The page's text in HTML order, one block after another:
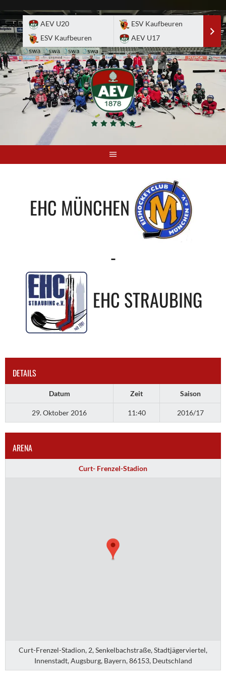
to
content
AEV U20
ESV Kaufbeuren
ESV Kaufbeuren
AEV U17
EHC MÜNCHEN
-
EHC STRAUBING
DETAILS
Datum Zeit Saison
29. Oktober 2016 11:40 2016/17
ARENA
Curt- Frenzel-Stadion
Curt-Frenzel-Stadion, 2, Senkelbachstraße, Stadtjägerviertel,
Innenstadt, Augsburg, Bayern, 86153, Deutschland